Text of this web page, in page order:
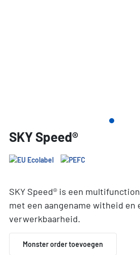
SKY Speed®
SKY Speed® is een
met een aangename witheid en
verwerkbaarheid.
Monster order toevoegen